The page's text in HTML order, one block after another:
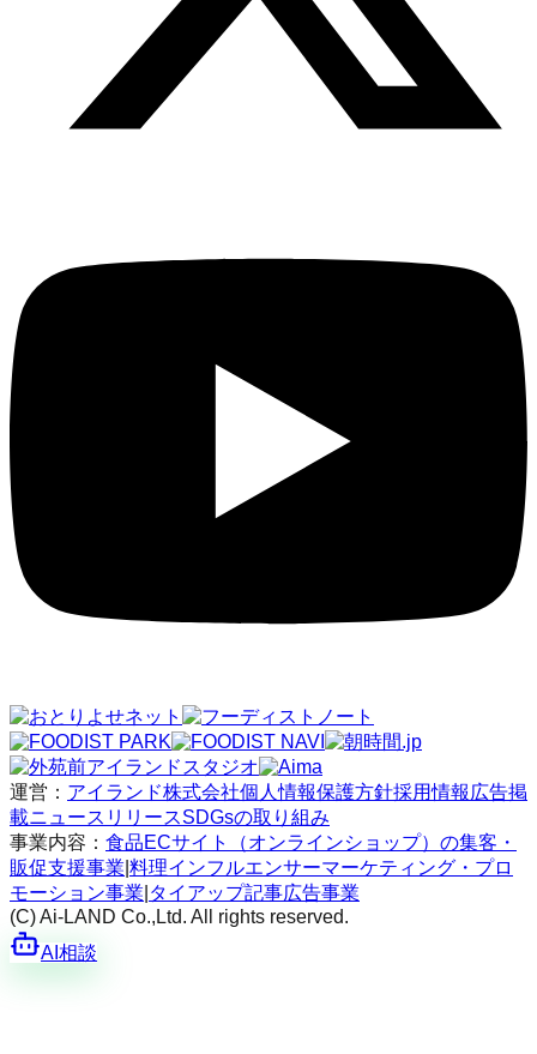
運営： アイランド株式会社個人情報保護方針採用情報広告掲
載ニュースリリースSDGsの取り組み
事業内容： 食品ECサイト（オンラインショップ）の集客・
販促支援事業 料理インフルエンサーマーケティング・プロ
モーション事業 タイアップ記事広告事業
(C) Ai-LAND Co.,Ltd. All rights reserved.
AI相談